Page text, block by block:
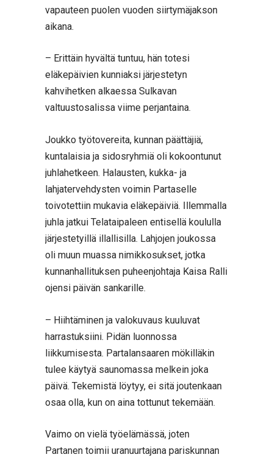
vapauteen puolen vuoden siirtymäjakson
aikana.
– Erittäin hyvältä tuntuu, hän totesi
eläkepäivien kunniaksi järjestetyn
kahvihetken alkaessa Sulkavan
valtuustosalissa viime perjantaina.
Joukko työtovereita, kunnan päättäjiä,
kuntalaisia ja sidosryhmiä oli kokoontunut
juhlahetkeen. Halausten, kukka- ja
lahjatervehdysten voimin Partaselle
toivotettiin mukavia eläkepäiviä. Illemmalla
juhla jatkui Telataipaleen entisellä koululla
järjestetyillä illallisilla. Lahjojen joukossa
oli muun muassa nimikkosukset, jotka
kunnanhallituksen puheenjohtaja Kaisa Ralli
ojensi päivän sankarille.
– Hiihtäminen ja valokuvaus kuuluvat
harrastuksiini. Pidän luonnossa
liikkumisesta. Partalansaaren mökilläkin
tulee käytyä saunomassa melkein joka
päivä. Tekemistä löytyy, ei sitä joutenkaan
osaa olla, kun on aina tottunut tekemään.
Vaimo on vielä työelämässä, joten
Partanen toimii uranuurtajana pariskunnan